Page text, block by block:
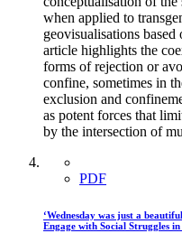
when applied to
geovisualisations
article highlights the
forms of rejection or
confine, sometimes in
exclusion and
as potent forces that
by the intersection of
PDF
‘Wednesday was just a
Engage with Social Struggles